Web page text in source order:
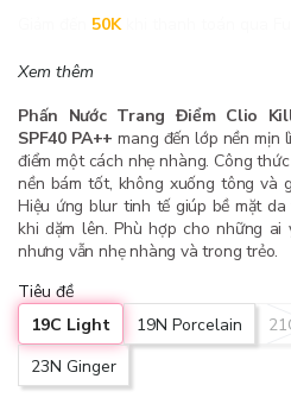
50K
Xem thêm
Phấn Nước Trang Điểm Clio
SPF40 PA++ mang đến lớp nền mịn
điểm một cách nhẹ nhàng. Công
nền bám tốt, không xuống tông và
Hiệu ứng blur tinh tế giúp bề mặt
khi dặm lên. Phù hợp cho những
nhưng vẫn nhẹ nhàng và trong trẻo.
Tiêu đề
19C Light
19N Porcelain
23N Ginger